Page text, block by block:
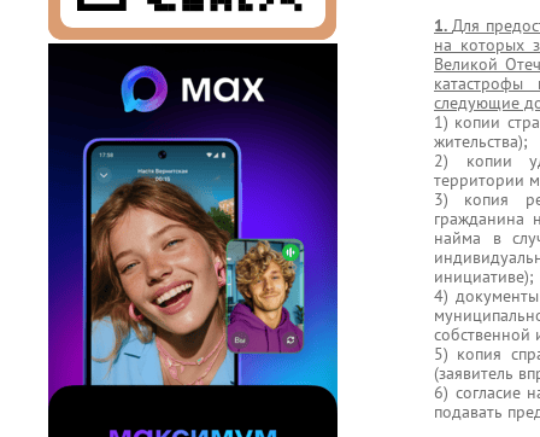
1.Для
на которых
Великой
следующие
1) копии
жительства);
2) копии
территории
3) копия
гражданина
найма в
инициативе);
4)
собственной
5) копия
(заявитель
6) согласие
подавать